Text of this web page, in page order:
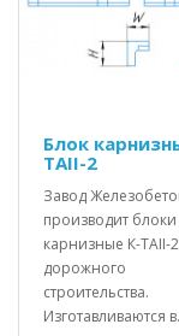
Блок
TAII-2
Завод
производит блоки
карнизные К-TAII-
дорожного
строительства.
Изготавливаются